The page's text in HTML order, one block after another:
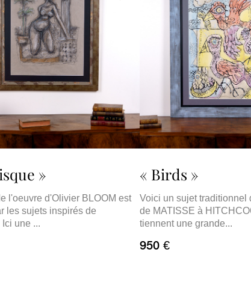
»
l'oeuvre d'Olivier BLOOM est
les sujets inspirés de
Ici une ...
« Birds »
Voici un sujet traditionnel
de MATISSE à
tiennent une grande...
950 €